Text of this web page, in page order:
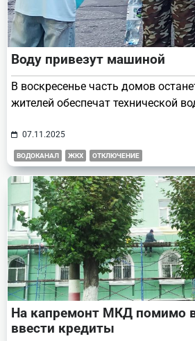
Воду привезут машиной
В воскресенье часть домов
жителей обеспечат технической
07.11.2025
ВОДОКАНАЛ ЖКХ ОТКЛЮЧЕНИЕ
На капремонт МКД помимо
ввести кредиты